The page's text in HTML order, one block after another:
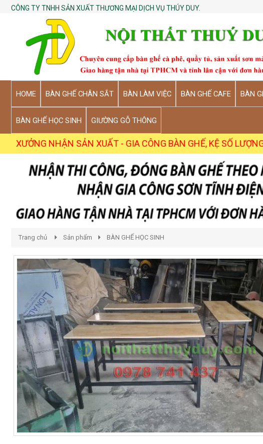
CÔNG TY TNHH SẢN XUẤT THƯƠNG MẠI DỊCH VỤ THÚY DUY.
HOME BÀN GHẾ CHÂN SẮT BÀN LÀM VIỆC BÀN GHẾ CAFE BÀN
BÀN GHẾ HỌC SINH GIƯỜNG GỖ THÔNG
NHẬN SẢN XUẤT - GIA CÔNG BÀN GHẾ, KỆ SỐ LƯỢNG SỈ TỪ 5
Trang chủ Sản phẩm BÀN GHẾ HỌC SINH